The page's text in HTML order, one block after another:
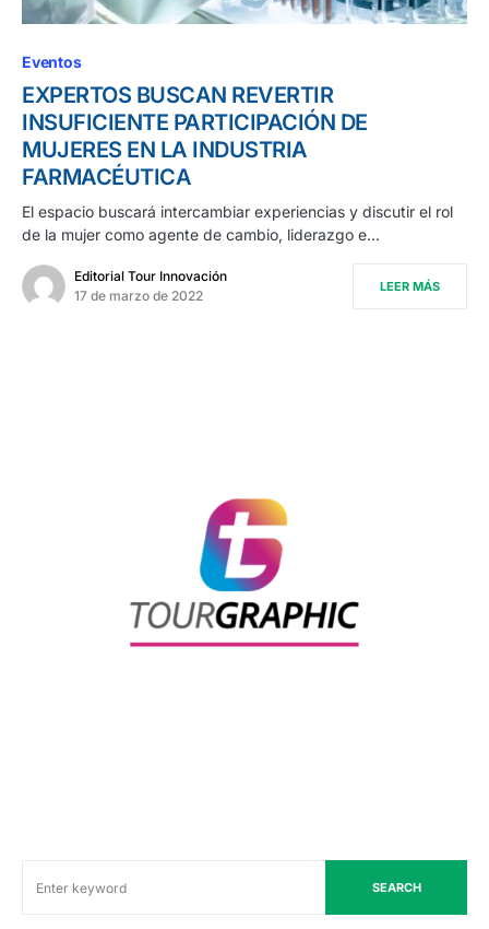
Eventos
EXPERTOS BUSCAN REVERTIR
INSUFICIENTE PARTICIPACIÓN DE
MUJERES EN LA INDUSTRIA
FARMACÉUTICA
El espacio buscará intercambiar experiencias y discutir el rol
de la mujer como agente de cambio, liderazgo e…
Editorial Tour Innovación
17 de marzo de 2022
LEER MÁS
SEARCH